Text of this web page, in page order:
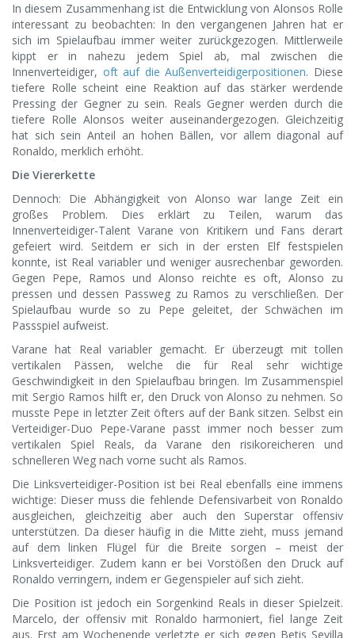
In diesem Zusammenhang ist die Entwicklung von Alonsos Rolle
interessant zu beobachten: In den vergangenen Jahren hat er
sich im Spielaufbau immer weiter zurückgezogen. Mittlerweile
kippt er in nahezu jedem Spiel ab, mal zwischen die
Innenverteidiger, oft auf die Außenverteidigerpositionen. Diese
tiefere Rolle scheint eine Reaktion auf das stärker werdende
Pressing der Gegner zu sein. Reals Gegner werden durch die
tiefere Rolle Alonsos weiter auseinandergezogen. Gleichzeitig
hat sich sein Anteil an hohen Bällen, vor allem diagonal auf
Ronaldo, merklich erhöht.
Die Viererkette
Dennoch: Die Abhängigkeit von Alonso war lange Zeit ein
großes Problem. Dies erklärt zu Teilen, warum das
Innenverteidiger-Talent Varane von Kritikern und Fans derart
gefeiert wird. Seitdem er sich in der ersten Elf festspielen
konnte, ist Real variabler und weniger ausrechenbar geworden.
Gegen Pepe, Ramos und Alonso reichte es oft, Alonso zu
pressen und dessen Passweg zu Ramos zu verschließen. Der
Spielaufbau wurde so zu Pepe geleitet, der Schwächen im
Passspiel aufweist.
Varane hat Real variabler gemacht. Er überzeugt mit tollen
vertikalen Pässen, welche die für Real sehr wichtige
Geschwindigkeit in den Spielaufbau bringen. Im Zusammenspiel
mit Sergio Ramos hilft er, den Druck von Alonso zu nehmen. So
musste Pepe in letzter Zeit öfters auf der Bank sitzen. Selbst ein
Verteidiger-Duo Pepe-Varane passt immer noch besser zum
vertikalen Spiel Reals, da Varane den risikoreicheren und
schnelleren Weg nach vorne sucht als Ramos.
Die Linksverteidiger-Position ist bei Real ebenfalls eine immens
wichtige: Dieser muss die fehlende Defensivarbeit von Ronaldo
ausgleichen, gleichzeitig aber auch den Superstar offensiv
unterstützen. Da dieser häufig in die Mitte zieht, muss jemand
auf dem linken Flügel für die Breite sorgen – meist der
Linksverteidiger. Zudem kann er bei Vorstößen den Druck auf
Ronaldo verringern, indem er Gegenspieler auf sich zieht.
Die Position ist jedoch ein Sorgenkind Reals in dieser Spielzeit.
Marcelo, der offensiv mit Ronaldo harmoniert, fiel lange Zeit
aus. Erst am Wochenende verletzte er sich gegen Betis Sevilla